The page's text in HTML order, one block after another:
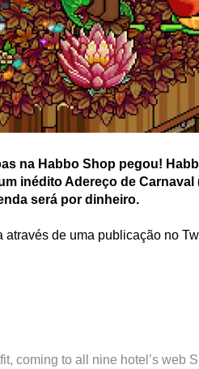
na Habbo Shop pegou!
inédito Adereço de Carnaval
será por dinheiro.
de uma publicação no
coming to all nine hotel’s web